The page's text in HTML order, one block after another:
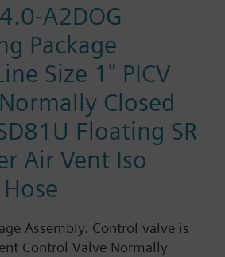
A2DOG
Package
Size 1" PICV
Closed
Floating SR
Air Vent Iso
Assembly. Control valve is
Control Valve Normally